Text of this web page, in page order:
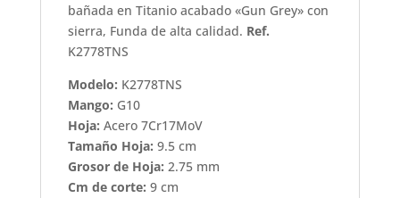
bañada en Titanio acabado «Gun Grey» con
sierra, Funda de alta calidad. Ref.
K2778TNS
Modelo: K2778TNS
Mango: G10
Hoja: Acero 7Cr17MoV
Tamaño Hoja: 9.5 cm
Grosor de Hoja: 2.75 mm
Cm de corte: 9 cm